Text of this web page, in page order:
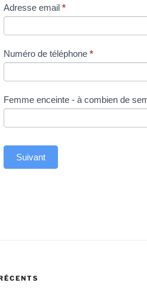
Adresse email *
Numéro de téléphone *
Femme enceinte - à combien de
Suivant
a